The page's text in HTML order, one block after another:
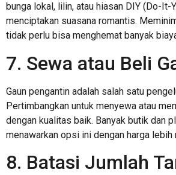
bunga lokal, lilin, atau hiasan DIY (Do-It-
menciptakan suasana romantis.
tidak perlu bisa menghemat banyak
7. Sewa atau Beli
Gaun pengantin adalah salah satu
Pertimbangkan untuk menyewa atau
dengan kualitas baik. Banyak butik dan
menawarkan opsi ini dengan harga lebih
8. Batasi Jumlah